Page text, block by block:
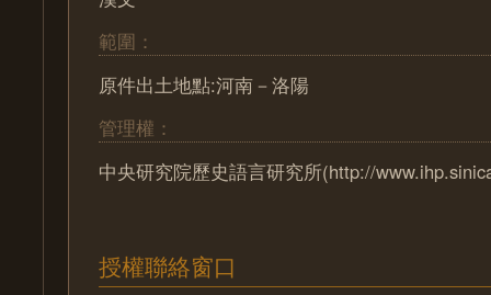
範圍：
原件出土地點:河南－洛陽
管理權：
中央研究院歷史語言研究所(http://
授權聯絡窗口